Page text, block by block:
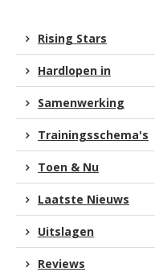
Rising Stars
Hardlopen in
Samenwerking
Trainingsschema's
Toen & Nu
Laatste Nieuws
Uitslagen
Reviews